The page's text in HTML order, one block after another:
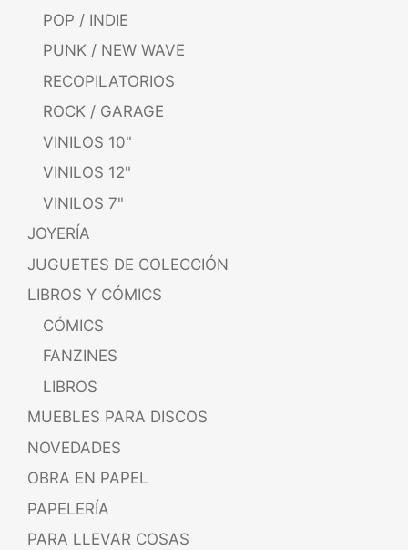
POP / INDIE
PUNK / NEW WAVE
RECOPILATORIOS
ROCK / GARAGE
VINILOS 10"
VINILOS 12"
VINILOS 7"
JOYERÍA
JUGUETES DE COLECCIÓN
LIBROS Y CÓMICS
CÓMICS
FANZINES
LIBROS
MUEBLES PARA DISCOS
NOVEDADES
OBRA EN PAPEL
PAPELERÍA
PARA LLEVAR COSAS